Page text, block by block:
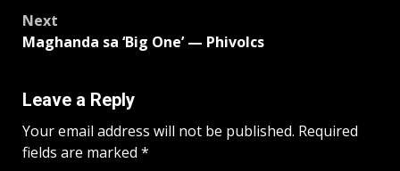
Next
Maghanda sa ‘Big One’ — Phivolcs
Leave a Reply
Your email address will not be published. Required
fields are marked *